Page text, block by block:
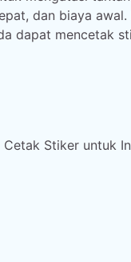
dan biaya awal.
dapat mencetak
Cetak Stiker untuk